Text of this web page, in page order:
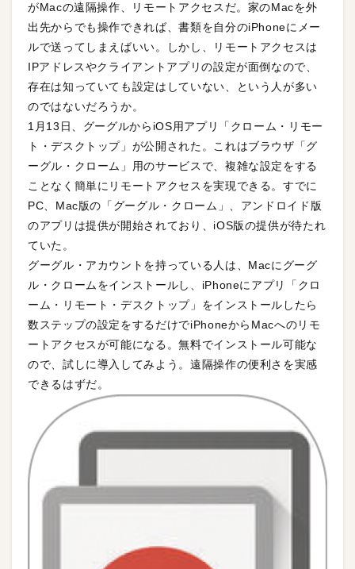
がMacの遠隔操作、リモートアクセスだ。家のMacを外
出先からでも操作できれば、書類を自分のiPhoneにメー
ルで送ってしまえばいい。しかし、リモートアクセスは
IPアドレスやクライアントアプリの設定が面倒なので、
存在は知っていても設定はしていない、という人が多い
のではないだろうか。
1月13日、グーグルからiOS用アプリ「クローム・リモー
ト・デスクトップ」が公開された。これはブラウザ「グ
ーグル・クローム」用のサービスで、複雑な設定をする
ことなく簡単にリモートアクセスを実現できる。すでに
PC、Mac版の「グーグル・クローム」、アンドロイド版
のアプリは提供が開始されており、iOS版の提供が待たれ
ていた。
グーグル・アカウントを持っている人は、Macにグーグ
ル・クロームをインストールし、iPhoneにアプリ「クロ
ーム・リモート・デスクトップ」をインストールしたら
数ステップの設定をするだけでiPhoneからMacへのリモ
ートアクセスが可能になる。無料でインストール可能な
ので、試しに導入してみよう。遠隔操作の便利さを実感
できるはずだ。